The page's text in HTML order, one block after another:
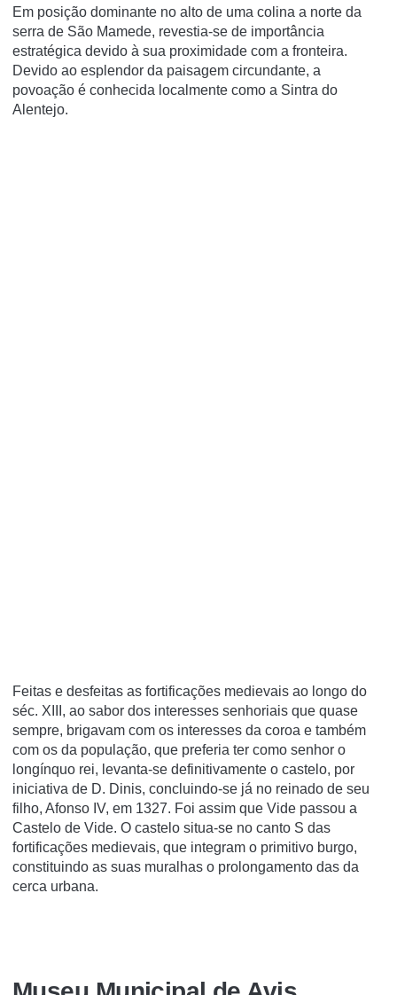
Em posição dominante no alto de uma colina a norte da
serra de São Mamede, revestia-se de importância
estratégica devido à sua proximidade com a fronteira.
Devido ao esplendor da paisagem circundante, a
povoação é conhecida localmente como a Sintra do
Alentejo.
Feitas e desfeitas as fortificações medievais ao longo do
séc. XIII, ao sabor dos interesses senhoriais que quase
sempre, brigavam com os interesses da coroa e também
com os da população, que preferia ter como senhor o
longínquo rei, levanta-se definitivamente o castelo, por
iniciativa de D. Dinis, concluindo-se já no reinado de seu
filho, Afonso IV, em 1327. Foi assim que Vide passou a
Castelo de Vide. O castelo situa-se no canto S das
fortificações medievais, que integram o primitivo burgo,
constituindo as suas muralhas o prolongamento das da
cerca urbana.